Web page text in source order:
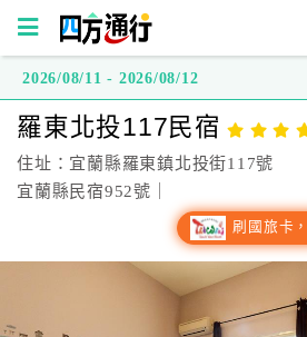
方
通
行
2026/08/11 - 2026/08/12
羅東北投117民宿
住址：宜蘭縣羅東鎮北投街117號
宜蘭縣民宿952號｜
刷國旅卡